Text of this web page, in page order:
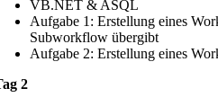
VB.NET & ASQL
Aufgabe 1: Erstellung eines
Subworkflow übergibt
Aufgabe 2: Erstellung eines
2